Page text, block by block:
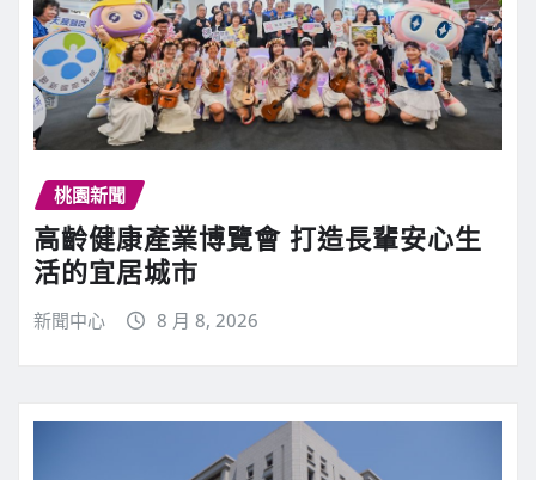
桃園新聞
高齡健康產業博覽會 打造長輩安心生
活的宜居城市
新聞中心 8 月 8, 2026